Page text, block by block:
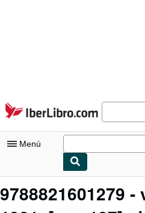
Pasar al contenido principal
IberLibro.com
Menú
Mi cuenta
9788821601279